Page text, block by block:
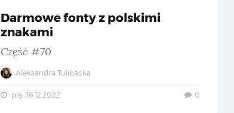
Darmowe fonty z polskimi
znakami
Część #70
Aleksandra Tulibacka
pią., 16.12.2022 0